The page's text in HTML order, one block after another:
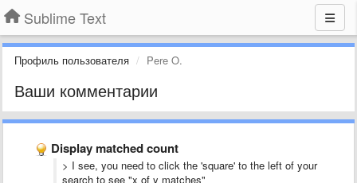
Sublime Text
Профиль пользователя Pere O.
Ваши комментарии
Display matched count
> I see, you need to click the 'square' to the left of your
search to see "x of y matches"